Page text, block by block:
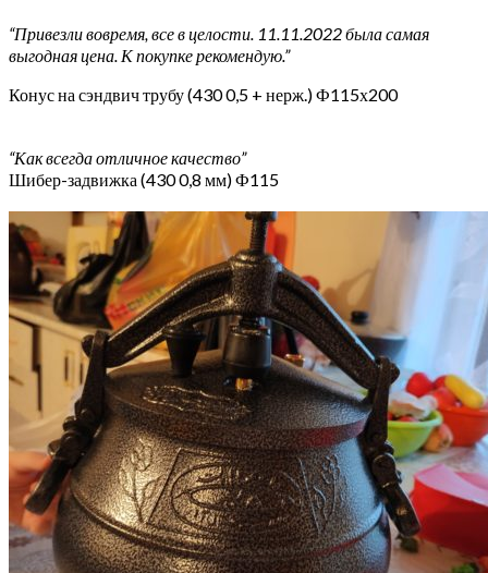
“Привезли вовремя, все в целости. 11.11.2022 была самая
выгодная цена. К покупке рекомендую.”
Конус на сэндвич трубу (430 0,5 + нерж.) Ф115х200
“Как всегда отличное качество”
Шибер-задвижка (430 0,8 мм) Ф115